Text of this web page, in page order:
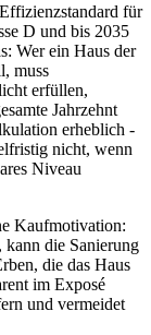
für
D und bis 2035
Wer ein Haus der
muss
erfüllen,
Jahrzehnt
erheblich -
nicht, wenn
Niveau
Kaufmotivation:
die Sanierung
die das Haus
im Exposé
und vermeidet